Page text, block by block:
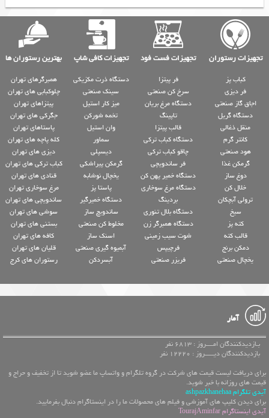
تجهیزات رستوران تجهیزات فست فود تجهیزات کافی شاپ بهترین رستوران ها
کباب پز
فر دیزی
اجاق گاز صنعتی
دستگاه گریل
منقل ذغالی
کانتر گرم
هود صنعتی
گرمکن غذا
دوغ ساز
خلال کن
ترولی آبچکان
سیخ
کته پز
قالب کته
دمکن برنج
یخچال صنعتی
فر پیتزا
سرخ کن صنعتی
دستگاه مرغ بریان
تاپینگ
قالب پیتزا
دستگاه کباب ترکی
چاقو کباب ترکی
فر ساندویچی
دستگاه خمیر پهن کن
دستگاه مرغ سوخاری
بردینگ
دستگاه بلال تنوری
دستگاه همبرگر زن
شوت سیب زمینی
فرچیپس
فریزر صنعتی
دستگاه ذرت مکزیکی
سینک صنعتی
میز کار استیل
تخمه شورکن
وان استیل
سماور
دیسپلی
گرمکن پیراشکی
یخچال نوشابه
پاستا پز
دستگاه خمیرگیر
ساندویچ ساز
مخلوط کن صنعتی
اسنک ساز
آبمیوه گیری صنعتی
آبسردکن
همبرگرهای تهران
چلوکبابی های تهران
پیتزاهای تهران
جگرکی های تهران
پاستاهای تهران
کله پاچه های تهران
دیزی های تهران
کباب ترکی های تهران
قنادی های تهران
مرغ سوخاری تهران
ساندویچی های تهران
سوشی های تهران
بستنی های تهران
کافه های تهران
قلیان های تهران
رستوران های کرج
آمار
بـازدیدکنندگان امــــروز : 6813 نفر
بازدیدکنندگان دیـــــروز : 12220 نفر
برای دریافت لیست قیمت های شرکت در گروه تلگرام و واتساپ ما عضو شوید تا از تخفیف و حراج و
قیمت های روزانه با خبر شوید.
آیدی تلگرام ashpazkhanehaa
برای دیدن کلیپ های آموزشی و فیلم های محصولات ما را در اینستاگرام دنبال بفرمایید.
آیدی اینستاگرام TourajAminfar